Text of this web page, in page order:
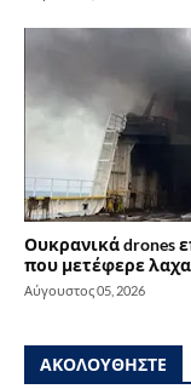
Ουκρανικά drones
που μετέφερε
Αύγουστος 05, 2026
ΑΚΟΛΟΥΘΗΣΤΕ